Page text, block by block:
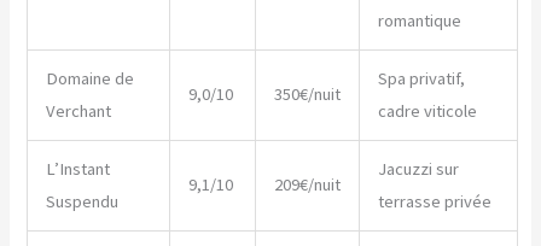
romantique
Domaine de
Verchant
9,0/10 350€/nuit
Spa privatif,
cadre viticole
L’Instant
Suspendu
9,1/10 209€/nuit
Jacuzzi sur
terrasse privée